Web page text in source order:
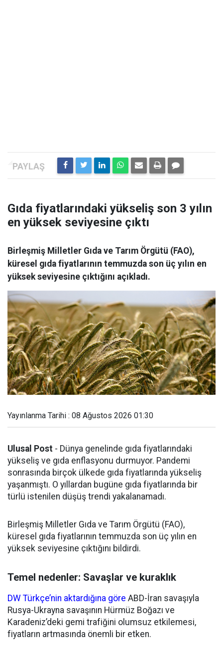
Gıda fiyatlarındaki yükseliş son 3 yılın
en yüksek seviyesine çıktı
Birleşmiş Milletler Gıda ve Tarım Örgütü (FAO),
küresel gıda fiyatlarının temmuzda son üç yılın en
yüksek seviyesine çıktığını açıkladı.
Yayınlanma Tarihi : 08 Ağustos 2026 01:30
Ulusal Post - Dünya genelinde gıda fiyatlarındaki
yükseliş ve gıda enflasyonu durmuyor. Pandemi
sonrasında birçok ülkede gıda fiyatlarında yükseliş
yaşanmıştı. O yıllardan bugüne gıda fiyatlarında bir
türlü istenilen düşüş trendi yakalanamadı.
Birleşmiş Milletler Gıda ve Tarım Örgütü (FAO),
küresel gıda fiyatlarının temmuzda son üç yılın en
yüksek seviyesine çıktığını bildirdi.
Temel nedenler: Savaşlar ve kuraklık
DW Türkçe’nin aktardığına göre ABD-İran savaşıyla
Rusya-Ukrayna savaşının Hürmüz Boğazı ve
Karadeniz’deki gemi trafiğini olumsuz etkilemesi,
fiyatların artmasında önemli bir etken.